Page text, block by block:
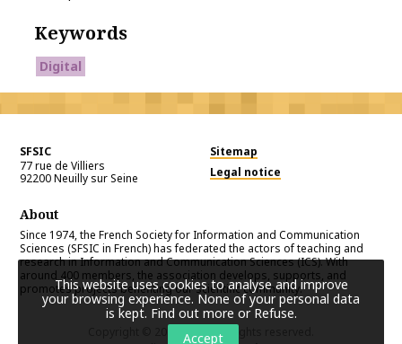
Keywords
Digital
SFSIC
77 rue de Villiers
92200Neuilly sur Seine
Sitemap
Legal notice
About
Since 1974, the French Society for Information and Communication
Sciences (SFSIC in French) has federated the actors of teaching and
research in Information and Communication Sciences (ICS). With
around 400 members, the association develops, supports, and
promotes projects benefiting our scientific community.
SFSIC
. All rights reserved.
This website uses cookies to analyse and improve
your browsing experience. None of your personal data
is kept. Find out more or Refuse.
Accept